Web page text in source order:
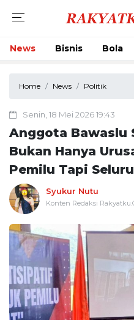
News Bisnis Bola
Home News Politik
Senin, 18 Mei 2026 19:43
Anggota Bawaslu
Bukan Hanya
Pemilu Tapi
Syukur Nutu
Konten Redaksi